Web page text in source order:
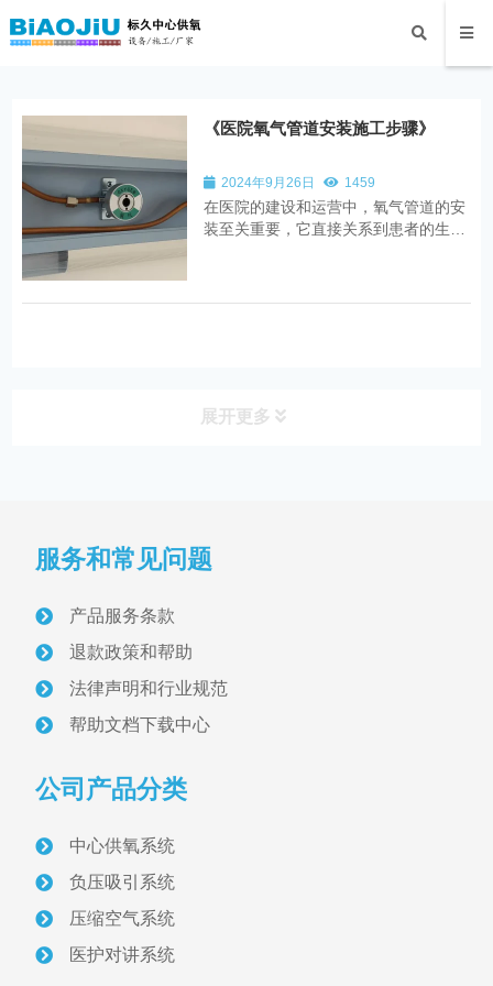
《医院氧气管道安装施工步骤》
2024年9月26日 1459
在医院的建设和运营中，氧气管道的安
装至关重要，它直接关系到患者的生命
展开更多
病房设备带与终端
医用气体终端
气体维修阀
配电与照明
医护对讲设备
信息化呼叫对讲
智能型呼叫对讲
服务和常见问题
产品服务条款
退款政策和帮助
法律声明和行业规范
帮助文档下载中心
公司产品分类
中心供氧系统
负压吸引系统
压缩空气系统
医护对讲系统